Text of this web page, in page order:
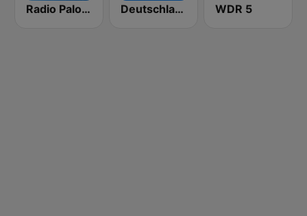
Radio Paloma Deutschlandfunk WDR 5